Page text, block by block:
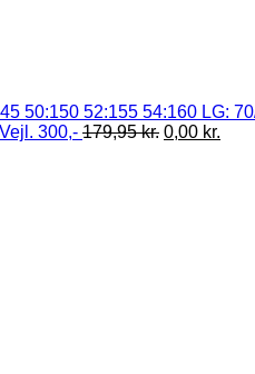
50:150 52:155 54:160 LG:
300,- 179,95kr. 0,00 kr.